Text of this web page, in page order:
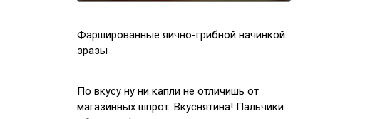
Фаршированные яично-грибной начинкой
зразы
По вкусу ну ни капли не отличишь от
магазинных шпрот. Вкуснятина! Пальчики